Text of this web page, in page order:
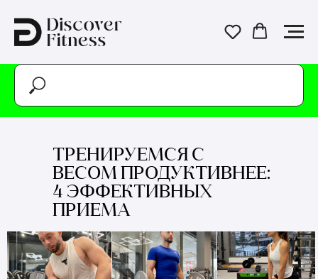
ТРЕНИРУЕМСЯ С
ВЕСОМ ПРОДУКТИВНЕЕ:
4 ЭФФЕКТИВНЫХ
ПРИЕМА